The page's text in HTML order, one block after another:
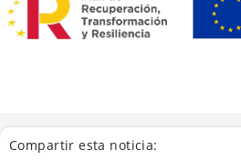
Compartir esta noticia: